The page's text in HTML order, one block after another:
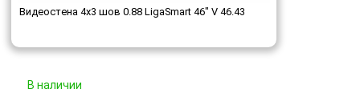
Видеостена 4x3 шов 0.88 LigaSmart 46" V 46.43
В наличии